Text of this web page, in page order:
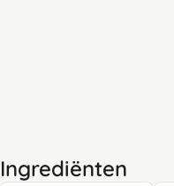
Ingrediënten